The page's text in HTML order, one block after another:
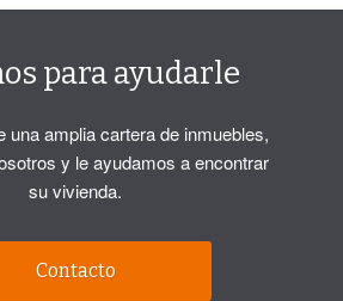
para ayudarle
una amplia cartera de inmuebles,
y le ayudamos a encontrar
su vivienda.
Contacto